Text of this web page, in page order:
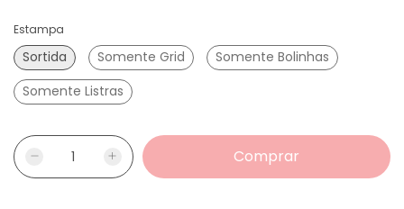
Estampa
Sortida Somente Grid
Somente Bolinhas
Somente Listras